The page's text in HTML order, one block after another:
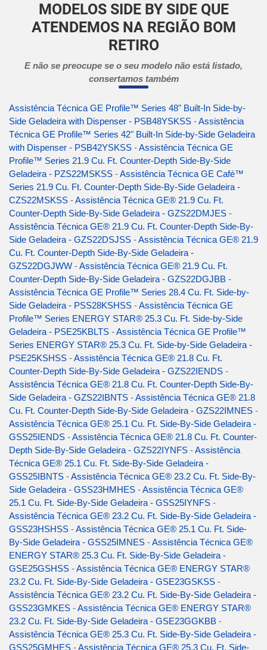
MODELOS SIDE BY SIDE QUE
ATENDEMOS NA REGIÃO BOM
RETIRO
E não se preocupe se o seu modelo não está listado,
consertamos também
Assistência Técnica GE Profile™ Series 48" Built-In Side-by-
Side Geladeira with Dispenser - PSB48YSKSS -Assistência
Técnica GE Profile™ Series 42" Built-In Side-by-Side Geladeira
with Dispenser - PSB42YSKSS -Assistência Técnica GE
Profile™ Series 21.9 Cu. Ft. Counter-Depth Side-By-Side
Geladeira - PZS22MSKSS -Assistência Técnica GE Café™
Series 21.9 Cu. Ft. Counter-Depth Side-By-Side Geladeira -
CZS22MSKSS -Assistência Técnica GE® 21.9 Cu. Ft.
Counter-Depth Side-By-Side Geladeira - GZS22DMJES -
Assistência Técnica GE® 21.9 Cu. Ft. Counter-Depth Side-By-
Side Geladeira - GZS22DSJSS -Assistência Técnica GE® 21.9
Cu. Ft. Counter-Depth Side-By-Side Geladeira -
GZS22DGJWW -Assistência Técnica GE® 21.9 Cu. Ft.
Counter-Depth Side-By-Side Geladeira - GZS22DGJBB -
Assistência Técnica GE Profile™ Series 28.4 Cu. Ft. Side-by-
Side Geladeira - PSS28KSHSS -Assistência Técnica GE
Profile™ Series ENERGY STAR® 25.3 Cu. Ft. Side-by-Side
Geladeira - PSE25KBLTS -Assistência Técnica GE Profile™
Series ENERGY STAR® 25.3 Cu. Ft. Side-by-Side Geladeira -
PSE25KSHSS -Assistência Técnica GE® 21.8 Cu. Ft.
Counter-Depth Side-By-Side Geladeira - GZS22IENDS -
Assistência Técnica GE® 21.8 Cu. Ft. Counter-Depth Side-By-
Side Geladeira - GZS22IBNTS -Assistência Técnica GE® 21.8
Cu. Ft. Counter-Depth Side-By-Side Geladeira - GZS22IMNES -
Assistência Técnica GE® 25.1 Cu. Ft. Side-By-Side Geladeira -
GSS25IENDS -Assistência Técnica GE® 21.8 Cu. Ft. Counter-
Depth Side-By-Side Geladeira - GZS22IYNFS -Assistência
Técnica GE® 25.1 Cu. Ft. Side-By-Side Geladeira -
GSS25IBNTS -Assistência Técnica GE® 23.2 Cu. Ft. Side-By-
Side Geladeira - GSS23HMHES -Assistência Técnica GE®
25.1 Cu. Ft. Side-By-Side Geladeira - GSS25IYNFS -
Assistência Técnica GE® 23.2 Cu. Ft. Side-By-Side Geladeira -
GSS23HSHSS -Assistência Técnica GE® 25.1 Cu. Ft. Side-
By-Side Geladeira - GSS25IMNES -Assistência Técnica GE®
ENERGY STAR® 25.3 Cu. Ft. Side-By-Side Geladeira -
GSE25GSHSS -Assistência Técnica GE® ENERGY STAR®
23.2 Cu. Ft. Side-By-Side Geladeira - GSE23GSKSS -
Assistência Técnica GE® 23.2 Cu. Ft. Side-By-Side Geladeira -
GSS23GMKES -Assistência Técnica GE® ENERGY STAR®
23.2 Cu. Ft. Side-By-Side Geladeira - GSE23GGKBB -
Assistência Técnica GE® 25.3 Cu. Ft. Side-By-Side Geladeira -
GSS25GMHES -Assistência Técnica GE® 25.3 Cu. Ft. Side-